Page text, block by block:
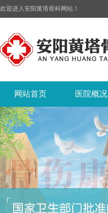
欢迎进入安阳黄塔骨科网站！
网站首页 医院概况